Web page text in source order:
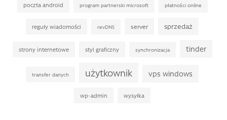
poczta android program partnerski microsoft płatności online
reguły wiadomości revDNS server sprzedaż
strony internetowe styl graficzny synchronizacja tinder
transfer danych użytkownik vps windows
wp-admin wysyłka